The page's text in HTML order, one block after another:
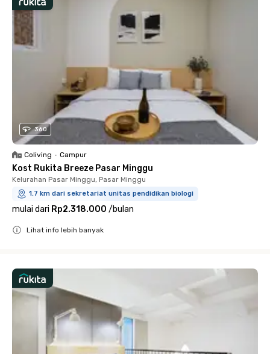
360
Coliving • Campur
Kost Rukita Breeze Pasar Minggu
Kelurahan Pasar Minggu, Pasar Minggu
1.7 km dari sekretariat unitas pendidikan biologi
mulai dari Rp2.318.000 /bulan
Lihat info lebih banyak